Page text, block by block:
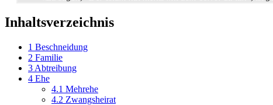
Inhaltsverzeichnis
1 Beschneidung
2 Familie
3 Abtreibung
4 Ehe
4.1 Mehrehe
4.2 Zwangsheirat